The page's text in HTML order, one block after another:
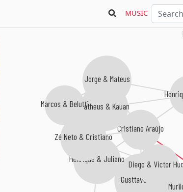
MUSIC
Gusttavo Lima
Cristiano Araújo
Diego & Victor
Henrique & Juliano
Jorge & Mateus
Zé Neto & Cristiano
Matheus & Kauan
Marcos & Belutti